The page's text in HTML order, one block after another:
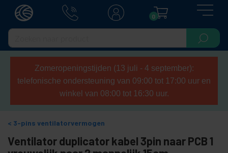
0
Zomeropeningstijden (13 juli - 4 september):
telefonische ondersteuning van 09:00 tot 17:00 uur en
winkel van 08:00 tot 16:30 uur.
3-pins ventilatorvermogen
Ventilator duplicator kabel 3pin naar PCB 1